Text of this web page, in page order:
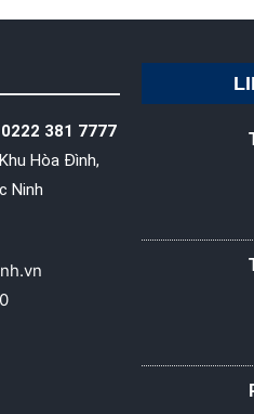
381 7777
Hòa Đình,
Ninh